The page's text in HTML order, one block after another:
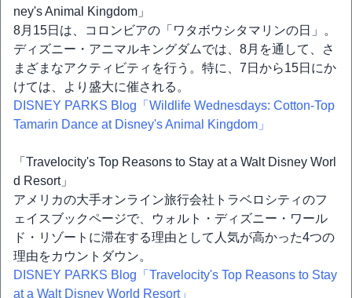
ney's Animal Kingdom」
8月15日は、コロンビアの「ワタボウシタマリンの日」。
ディズニー・アニマルキングダムでは、8月を通して、さ
まざまなアクティビティを行う。特に、7日から15日にか
けては、より盛大に催される。
DISNEY PARKS Blog「Wildlife Wednesdays: Cotton-Top
Tamarin Dance at Disney's Animal Kingdom」
「Travelocity's Top Reasons to Stay at a Walt Disney Worl
d Resort」
アメリカの大手オンライン旅行会社トラベロシティのフ
ェイスブックページで、ウォルト・ディズニー・ワール
ド・リゾートに滞在する理由として人気が高かった4つの
理由をカウントダウン。
DISNEY PARKS Blog「Travelocity's Top Reasons to Stay
at a Walt Disney World Resort」